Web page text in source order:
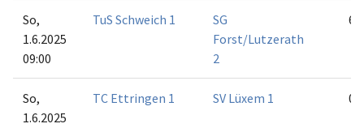
So,
1.6.2025
09:00
TuS Schweich 1
SG
Forst/Lutzerath
2
6:0
So,
1.6.2025
TC Ettringen 1 SV Lüxem 1 0:6